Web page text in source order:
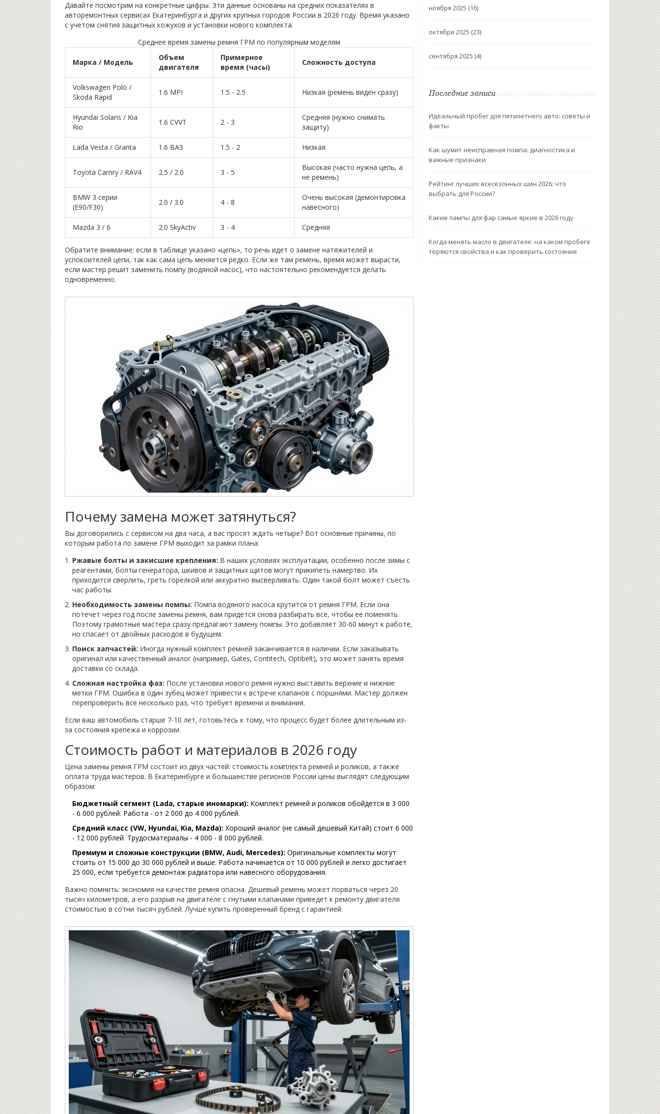
Давайте посмотрим на конкретные цифры. Эти данные основаны на средних показателях в
авторемонтных сервисах Екатеринбурга и других крупных городов России в 2026 году. Время указано
с учетом снятия защитных кожухов и установки нового комплекта.
Среднее время замены ремня ГРМ по популярным моделям
Марка / Модель
Объем
двигателя
Примерное
время (часы)
Сложность доступа
Volkswagen Polo /
Skoda Rapid
1.6 MPI 1.5 - 2.5 Низкая (ремень виден сразу)
Hyundai Solaris / Kia
Rio
1.6 CVVT 2 - 3
Средняя (нужно снимать
защиту)
Lada Vesta / Granta 1.6 ВАЗ 1.5 - 2 Низкая
Toyota Camry / RAV4 2.5 / 2.0 3 - 5
Высокая (часто нужна цепь, а
не ремень)
BMW 3 серии
(E90/F30)
2.0 / 3.0 4 - 8
Очень высокая (демонтировка
навесного)
Mazda 3 / 6 2.0 SkyActiv 3 - 4 Средняя
Обратите внимание: если в таблице указано «цепь», то речь идет о замене натяжителей и
успокоителей цепи, так как сама цепь меняется редко. Если же там ремень, время может вырасти,
если мастер решит заменить помпу (водяной насос), что настоятельно рекомендуется делать
одновременно.
Почему замена может затянуться?
Вы договорились с сервисом на два часа, а вас просят ждать четыре? Вот основные причины, по
которым работа по замене ГРМ выходит за рамки плана:
Ржавые болты и закисшие крепления: В наших условиях эксплуатации, особенно после зимы с
реагентами, болты генератора, шкивов и защитных щитов могут прикипеть намертво. Их
приходится сверлить, греть горелкой или аккуратно высверливать. Один такой болт может съесть
час работы.
Необходимость замены помпы: Помпа водяного насоса крутится от ремня ГРМ. Если она
потечет через год после замены ремня, вам придется снова разбирать все, чтобы ее поменять.
Поэтому грамотные мастера сразу предлагают замену помпы. Это добавляет 30-60 минут к работе,
но спасает от двойных расходов в будущем.
Поиск запчастей: Иногда нужный комплект ремней заканчивается в наличии. Если заказывать
оригинал или качественный аналог (например, Gates, Contitech, Optibelt), это может занять время
доставки со склада.
Сложная настройка фаз: После установки нового ремня нужно выставить верхние и нижние
метки ГРМ. Ошибка в один зубец может привести к встрече клапанов с поршнями. Мастер должен
перепроверить все несколько раз, что требует времени и внимания.
Если ваш автомобиль старше 7-10 лет, готовьтесь к тому, что процесс будет более длительным из-
за состояния крепежа и коррозии.
Стоимость работ и материалов в 2026 году
Цена замены ремня ГРМ состоит из двух частей: стоимость комплекта ремней и роликов, а также
оплата труда мастеров. В Екатеринбурге и большинстве регионов России цены выглядят следующим
образом:
Бюджетный сегмент (Lada, старые иномарки): Комплект ремней и роликов обойдется в 3 000
- 6 000 рублей. Работа - от 2 000 до 4 000 рублей.
Средний класс (VW, Hyundai, Kia, Mazda): Хороший аналог (не самый дешевый Китай) стоит 6 000
- 12 000 рублей. Трудосматериалы - 4 000 - 8 000 рублей.
Премиум и сложные конструкции (BMW, Audi, Mercedes): Оригинальные комплекты могут
стоить от 15 000 до 30 000 рублей и выше. Работа начинается от 10 000 рублей и легко достигает
25 000, если требуется демонтаж радиатора или навесного оборудования.
Важно помнить: экономия на качестве ремня опасна. Дешевый ремень может порваться через 20
тысяч километров, а его разрыв на двигателе с гнутыми клапанами приведет к ремонту двигателя
стоимостью в сотни тысяч рублей. Лучше купить проверенный бренд с гарантией.
ноября 2025 (16)
октября 2025 (23)
сентября 2025 (4)
Последние записи
Идеальный пробег для пятилетнего авто: советы и
факты
Как шумит неисправная помпа: диагностика и
важные признаки
Рейтинг лучших всесезонных шин 2026: что
выбрать для России?
Какие лампы для фар самые яркие в 2026 году
Когда менять масло в двигателе: на каком пробеге
теряются свойства и как проверить состояние